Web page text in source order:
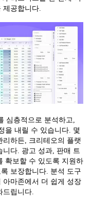
제공합니다.
심층적으로 분석하고,
을 내릴 수 있습니다. 몇
하든, 크리테오의 플랫
다. 광고 성과, 판매 트
확보할 수 있도록 지원하
보장합니다. 분석 도구
아마존에서 더 쉽게 성장
립니다.